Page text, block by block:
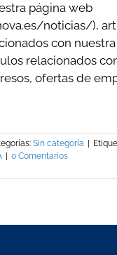
página web
noticias/),
con
relacionados
ofertas de
Sin categoría
0 Comentarios